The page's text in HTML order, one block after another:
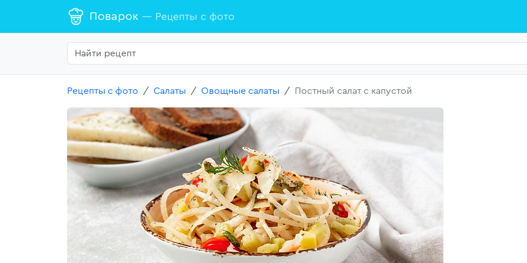
Поварок — Рецепты с фото
Рецепты с фото Салаты Овощные салаты Постный салат с капустой